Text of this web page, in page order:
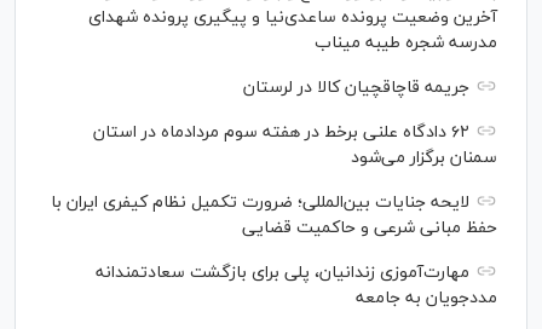
آخرین وضعیت پرونده ساعدی‌نیا و پیگیری پرونده شهدای
مدرسه شجره طیبه میناب
جریمه قاچاقچیان کالا در لرستان
۶۲ دادگاه علنی برخط در هفته سوم مردادماه در استان
سمنان برگزار می‌شود
لایحه جنایات بین‌المللی؛ ضرورت تکمیل نظام کیفری ایران با
حفظ مبانی شرعی و حاکمیت قضایی
مهارت‌آموزی زندانیان، پلی برای بازگشت سعادتمندانه
مددجویان به جامعه